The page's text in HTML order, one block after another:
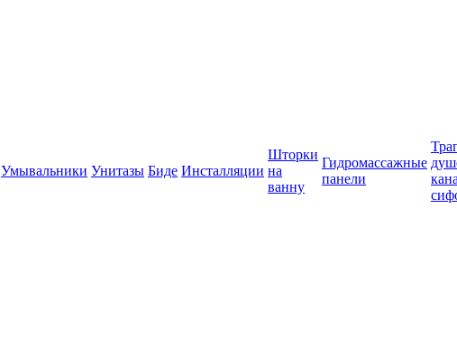
Умывальники Унитазы Биде Инсталляции
Шторки
на
ванну
Гидромассажные
панели